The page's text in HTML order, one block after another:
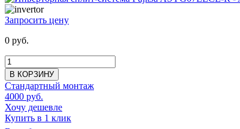
Запросить цену
0 руб.
В КОРЗИНУ
Стандартный монтаж
4000 руб.
Хочу дешевле
Купить в 1 клик